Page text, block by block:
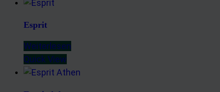
Esprit
Weiterlesen
Quick View